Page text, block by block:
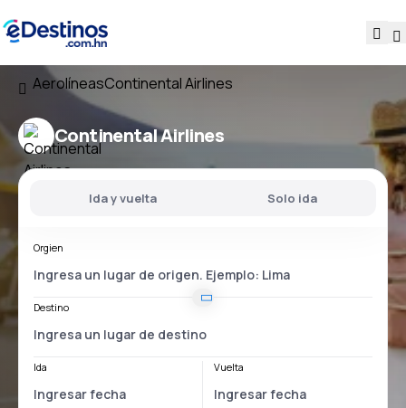
AerolíneasContinental Airlines
Continental Airlines
Ida y vuelta Solo ida
Orgien
Destino
Ida Vuelta